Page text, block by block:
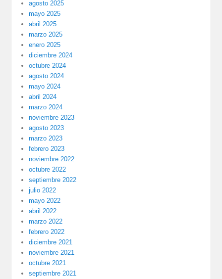
agosto 2025
mayo 2025
abril 2025
marzo 2025
enero 2025
diciembre 2024
octubre 2024
agosto 2024
mayo 2024
abril 2024
marzo 2024
noviembre 2023
agosto 2023
marzo 2023
febrero 2023
noviembre 2022
octubre 2022
septiembre 2022
julio 2022
mayo 2022
abril 2022
marzo 2022
febrero 2022
diciembre 2021
noviembre 2021
octubre 2021
septiembre 2021